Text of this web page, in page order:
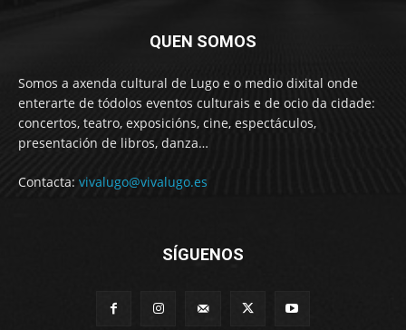
QUEN SOMOS
Somos a axenda cultural de Lugo e o medio dixital onde
enterarte de tódolos eventos culturais e de ocio da cidade:
concertos, teatro, exposicións, cine, espectáculos,
presentación de libros, danza…
Contacta: vivalugo@vivalugo.es
SÍGUENOS